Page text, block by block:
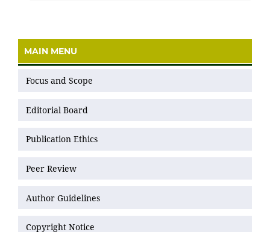
MAIN MENU
Focus and Scope
Editorial Board
Publication Ethics
Peer Review
Author Guidelines
Copyright Notice